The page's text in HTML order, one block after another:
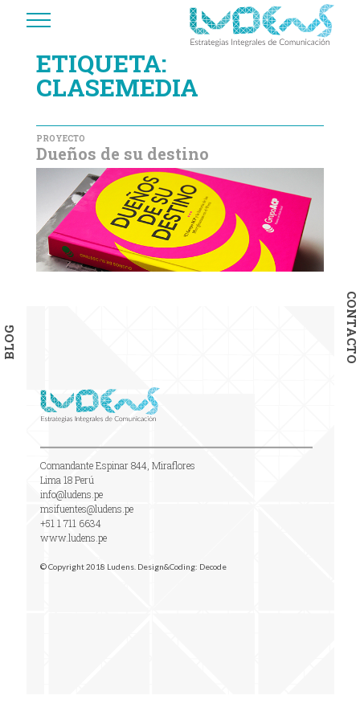
BLOG CONTACTO
ETIQUETA:
CLASEMEDIA
PROYECTO
Dueños de su destino
Comandante Espinar 844, Miraflores
Lima 18 Perú
info@ludens.pe
msifuentes@ludens.pe
+51 1 711 6634
www.ludens.pe
© Copyright 2018 Ludens. Design&Coding: Decode